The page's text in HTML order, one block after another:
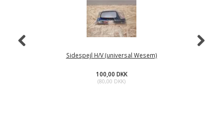
Sidespejl H/V (universal Wesem)
100,00 DKK
(80,00 DKK)